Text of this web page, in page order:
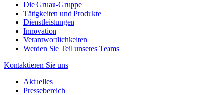
Die Gruau-Gruppe
Tätigkeiten und Produkte
Dienstleistungen
Innovation
Verantwortlichkeiten
Werden Sie Teil unseres Teams
Kontaktieren Sie uns
Aktuelles
Pressebereich